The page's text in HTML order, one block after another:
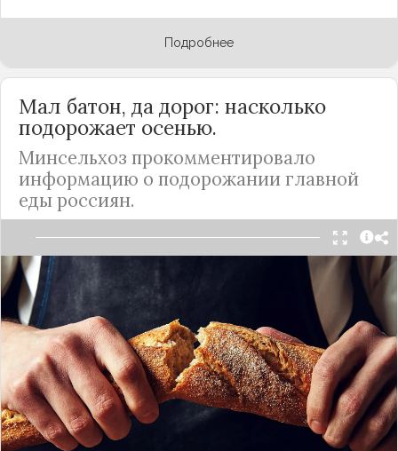
Подробнее
Мал батон, да дорог: насколько
подорожает осенью.
Минсельхоз прокомментировало
информацию о подорожании главной
еды россиян.
Министерство сельского хозяйства РФ
опровергло появившиеся недавно сведения о
существенном росте цен на хлеб в
России
ближайшее время. В этих публикациях говорится
о том, что осенью вРоссиихлеб подорожает на
10%. Причин несколько: в связи с выходом из
зерновой сделки, падением рубля и
санкционными ограничениями.
Прокомментировать эту информациюМК
попросил пресс-службу Министерства